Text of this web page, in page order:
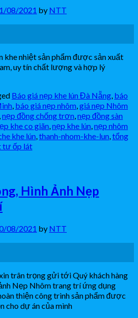
08/2021 by NTT
khe nhiệt sản phẩm được sản xuất
uy tín chất lượng và hợp lý
Báo giá nẹp khe lún Đà Nẵng, báo
, báo giá nẹp nhôm,giá nẹp Nhôm
,nẹp đồng chống trơn,nẹp đồng sàn
khe co giãn,nẹp khe lún,nẹp nhôm
khe lún,thanh-nhom-khe-lun,tổng
tư ốp lát
Hình Ảnh Nẹp
08/2021 by NTT
trân trọng gửi tới Quý khách hàng
Nẹp Nhôm trang trí ứng dụng
thiện công trình sản phẩm được
cho dự án của mình